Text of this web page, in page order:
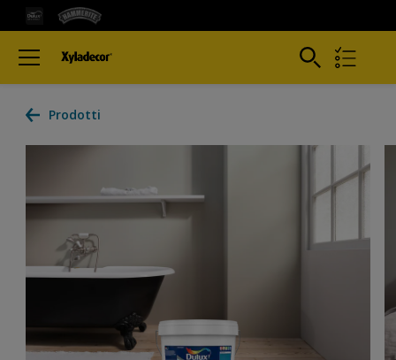
Prodotti